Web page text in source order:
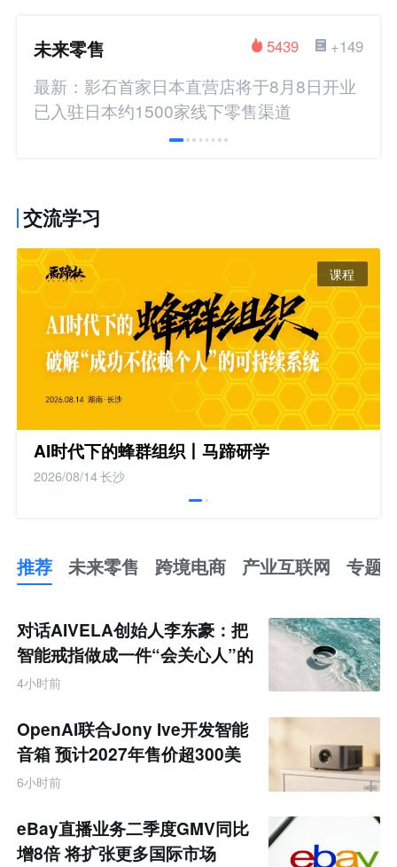
未来零售 +149
5439
最新：影石首家日本直营店将于8月8日开业
已入驻日本约1500家线下零售渠道
交流学习
课程
AI时代下的蜂群组织丨马蹄研学
2026/08/14长沙
推荐 未来零售 跨境电商 产业互联网 专题
来
零
售
跨
境
产
业
互
联
网
对话AIVELA创始人李东豪：把
智能戒指做成一件“会关心人”的
饰品
4小时前
OpenAI联合Jony Ive开发智能
音箱 预计2027年售价超300美
元
6小时前
eBay直播业务二季度GMV同比
增8倍 将扩张更多国际市场